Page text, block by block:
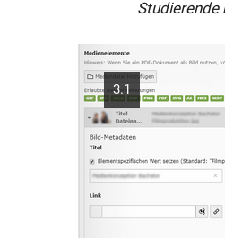
Studierende
3.1